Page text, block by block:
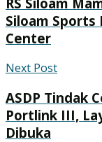
Siloam
Center
Next Post
ASDP Tindak
Portlink III,
Dibuka